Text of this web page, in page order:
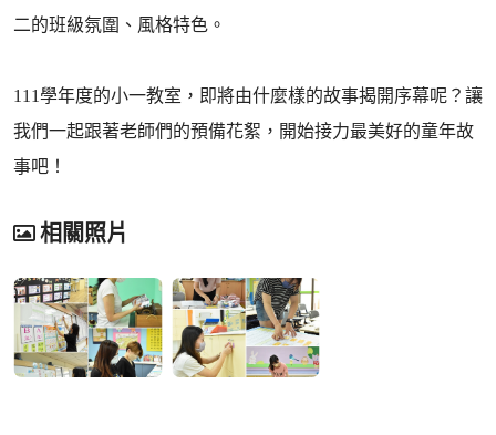
二的班級氛圍、風格特色。
111學年度的小一教室，即將由什麼樣的故事揭開序幕呢？讓
我們一起跟著老師們的預備花絮，開始接力最美好的童年故
事吧！
相關照片